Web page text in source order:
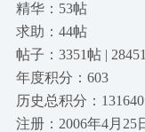
精华：53帖
求助：44帖
帖子：3351帖 |
年度积分：603
历史总积分：131640
注册：2006年4月25